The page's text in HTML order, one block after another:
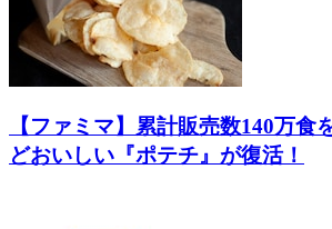
【ファミマ】累計販売数140万食
どおいしい『ポテチ』が復活！